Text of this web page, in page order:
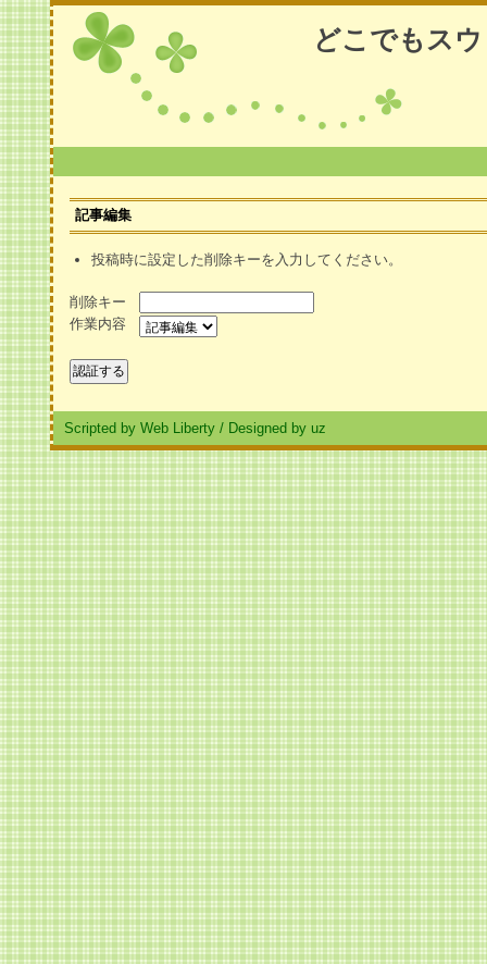
どこでもス
記事編集
投稿時に設定した削除キーを入力してください。
削除キー
作業内容
Scripted by Web Liberty / Designed by uz